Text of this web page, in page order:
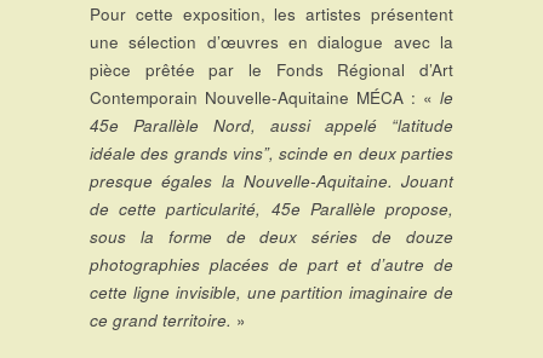
Pour cette exposition, les artistes présentent
une sélection d’œuvres en dialogue avec la
pièce prêtée par le Fonds Régional d’Art
Contemporain Nouvelle-Aquitaine MÉCA : « le
45e Parallèle Nord, aussi appelé “latitude
idéale des grands vins”, scinde en deux parties
presque égales la Nouvelle-Aquitaine. Jouant
de cette particularité, 45e Parallèle propose,
sous la forme de deux séries de douze
photographies placées de part et d’autre de
cette ligne invisible, une partition imaginaire de
ce grand territoire. »